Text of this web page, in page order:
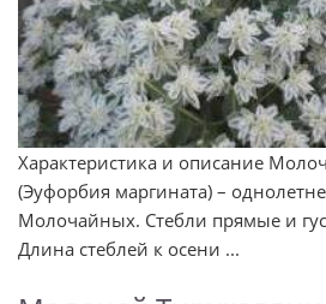
Характеристика и описание
(Эуфорбия маргината) –
Молочайных. Стебли прямые и
Длина стеблей к осени ...